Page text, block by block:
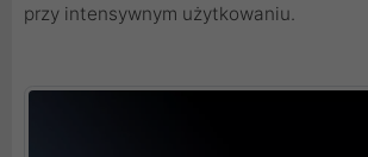
przy intensywnym użytkowaniu.